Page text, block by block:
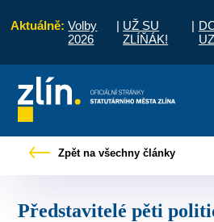
Aktuálně: Volby
2026
| UŽ SU
ZLÍŇÁK!
|
vyřídit Potřebuji
Zpět na všechny články
Představitelé pěti politických uskupení